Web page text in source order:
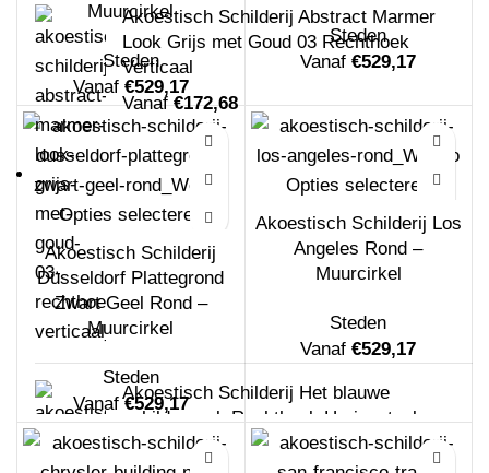
Muurcirkel
Steden
Vanaf €529,17
Steden
Vanaf€529,17
Opties selecteren
Akoestisch Schilderij
Düsseldorf Plattegrond
Zwart Geel Rond –
Muurcirkel
Steden
Vanaf€529,17
Opties selecteren
Akoestisch Schilderij Los
Angeles Rond –
Muurcirkel
Steden
Vanaf€529,17
Akoestisch Schilderij Abstract Marmer
Look Grijs met Goud 03 Rechthoek
Verticaal
Vanaf€172,68
Akoestisch Schilderij Het blauwe
schilderwerk Rechthoek Horizontaal
Vanaf€172,68